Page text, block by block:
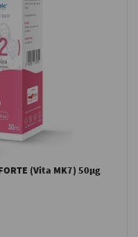
(Vita MK7) 50µg